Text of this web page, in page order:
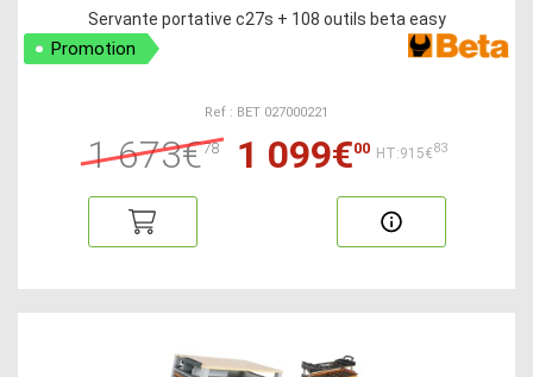
Servante portative c27s + 108 outils beta easy
Promotion
Ref : BET 027000221
1 673€78 1 099€00 HT:915€83